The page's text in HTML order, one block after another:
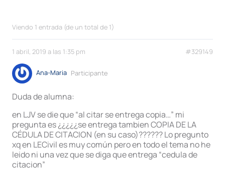
Viendo 1 entrada (de un total de 1)
1 abril, 2019 a las 1:35 pm #329149
Ana-Maria Participante
Duda de alumna:
en LJV se die que “al citar se entrega copia…” mi
pregunta es ¿¿¿¿¿se entrega tambien COPIA DE LA
CÉDULA DE CITACION (en su caso)?????? Lo pregunto
xq en LECivil es muy común pero en todo el tema no he
leido ni una vez que se diga que entrega “cedula de
citacion”